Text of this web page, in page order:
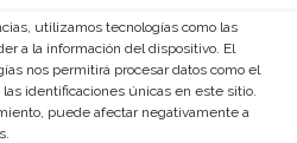
utilizamos tecnologías como las
a la información del dispositivo. El
nos permitirá procesar datos como el
identificaciones únicas en este sitio.
puede afectar negativamente a
interesar...